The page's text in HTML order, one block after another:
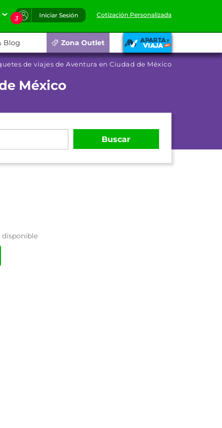
3 Iniciar Sesión Cotización Personalizada
Blog Zona Outlet
de viajes de Aventura en Ciudad de México
México
Buscar